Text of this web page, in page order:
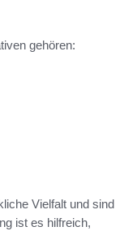
gehören:
Vielfalt und sind
ist es hilfreich,